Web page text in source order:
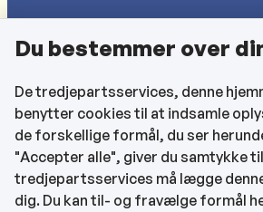
Cookies
Find EAN-numre
CVR og bankoplysninger
Tilgængelighedserklæring
KONTAKTOPLYSNINGER
Du bestemmer over
De tredjepartsservices, denne
benytter cookies til at indsamle
de forskellige formål, du ser
"Accepter alle", giver du samtykke
tredjepartsservices må lægge
dig. Du kan til- og fravælge formål